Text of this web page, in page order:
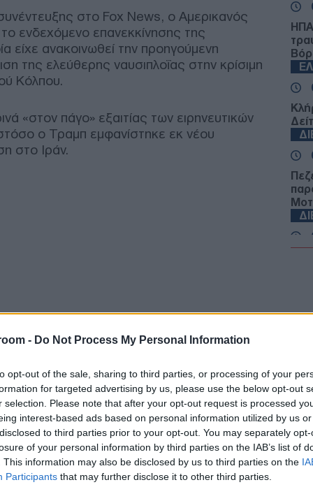
- Do Not Process My Personal Information
opt-out of the sale, sharing to third parties, or processing of your
for targeted advertising by us, please use the below opt-out
selection. Please note that after your opt-out request is processed
interest-based ads based on personal information utilized by us
to third parties prior to your opt-out. You may separately
of your personal information by third parties on the IAB’s list of
This information may also be disclosed by us to third parties on the
Participants that may further disclose it to other third parties.
στο Fox News, ο Αμερικανός
ενδεχόμενο επανεκκίνησης της
είχε ανακοινωθεί την προηγούμενη
της ελεύθερης ναυσιπλοΐας στην κρίσιμη
Κόλπου.
«στον πάγο» εξαιτίας των ειρηνευτικών
ο Τραμπ εμφανίστηκε εκ νέου
στο Ιράν.
Β΄